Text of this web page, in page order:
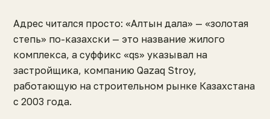
Адрес читался просто: «Алтын дала» — «золотая
степь» по-казахски — это название жилого
комплекса, а суффикс «qs» указывал на
застройщика, компанию Qazaq Stroy,
работающую на строительном рынке Казахстана
с 2003 года.